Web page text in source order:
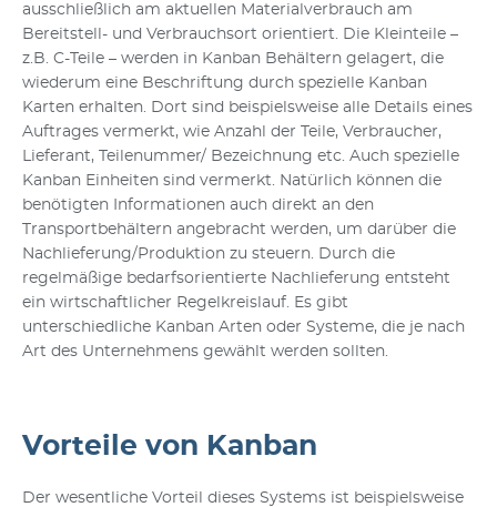
ausschließlich am aktuellen Materialverbrauch am
Bereitstell- und Verbrauchsort orientiert. Die Kleinteile –
z.B. C-Teile – werden in Kanban Behältern gelagert, die
wiederum eine Beschriftung durch spezielle Kanban
Karten erhalten. Dort sind beispielsweise alle Details eines
Auftrages vermerkt, wie Anzahl der Teile, Verbraucher,
Lieferant, Teilenummer/ Bezeichnung etc. Auch spezielle
Kanban Einheiten sind vermerkt. Natürlich können die
benötigten Informationen auch direkt an den
Transportbehältern angebracht werden, um darüber die
Nachlieferung/Produktion zu steuern. Durch die
regelmäßige bedarfsorientierte Nachlieferung entsteht
ein wirtschaftlicher Regelkreislauf. Es gibt
unterschiedliche Kanban Arten oder Systeme, die je nach
Art des Unternehmens gewählt werden sollten.
Vorteile von Kanban
Der wesentliche Vorteil dieses Systems ist beispielsweise